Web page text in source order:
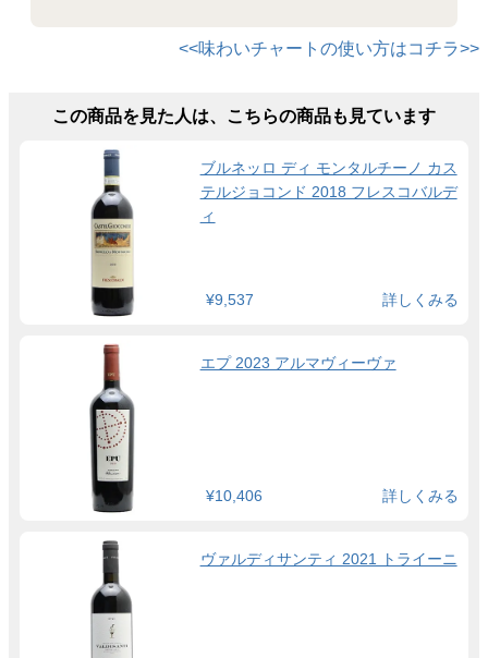
<<味わいチャートの使い方はコチラ>>
この商品を見た人は、こちらの商品も見ています
ブルネッロ ディ モンタルチーノ カス
テルジョコンド 2018 フレスコバルデ
ィ
¥9,537 詳しくみる
エプ 2023 アルマヴィーヴァ
¥10,406 詳しくみる
ヴァルディサンティ 2021 トライーニ